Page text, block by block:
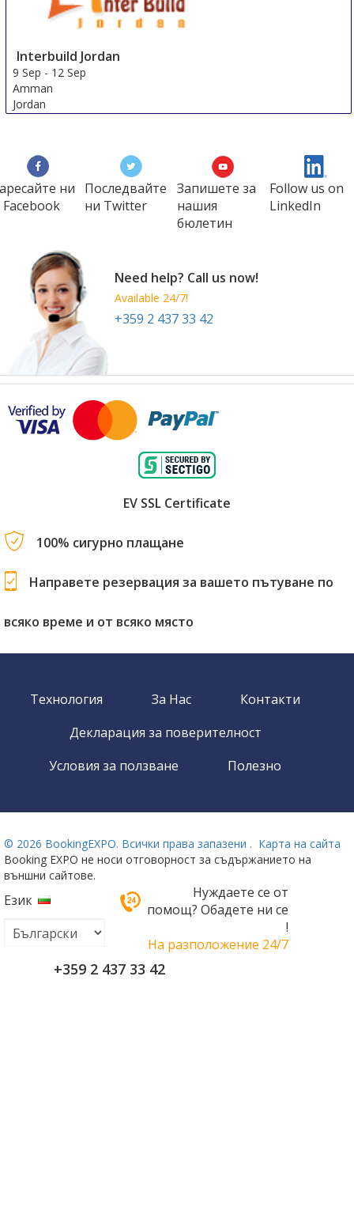
Interbuild Jordan
9 Sep - 12 Sep
Amman
Jordan
ни
Последвайте
ни Twitter
Запишете за
нашия
бюлетин
Follow us on
LinkedIn
Need help? Call us now!
Available 24/7!
+359 2 437 33 42
EV SSL Certificate
100% сигурно плащане
Направете резервация за вашето пътуване по
всяко време и от всяко място
Технология За Нас
Контакти
Декларация за поверителност
Условия за ползване
Полезно
© 2026 BookingEXPO. Всички права запазени . Карта на сайта
Booking EXPO не носи отговорност за съдържанието на
външни сайтове.
Език
Нуждаете се от
помощ? Обадете ни се
!
На разположение 24/7
+359 2 437 33 42